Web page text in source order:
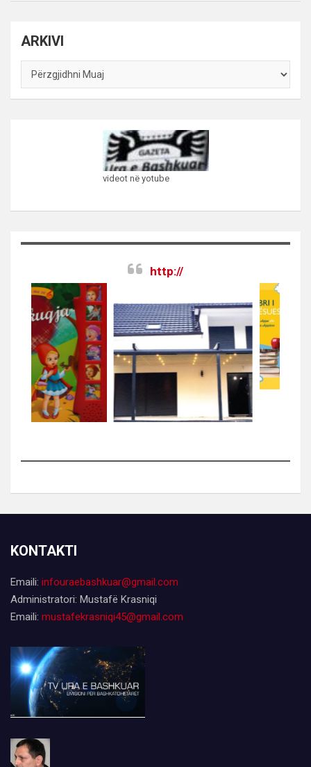
kategorive
ARKIVI
ARKIVI
videot në yotube
http://
KONTAKTI
Emaili: infouraebashkuar@gmail.com
Administratori: Mustafë Krasniqi
Emaili: mustafekrasniqi45@gmail.com